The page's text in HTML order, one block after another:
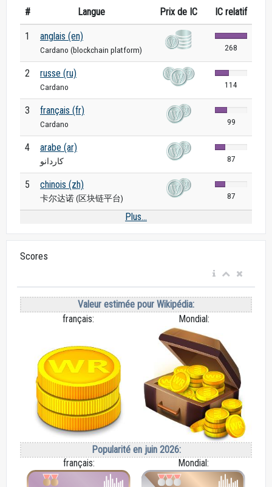
#
Langue Prix ​​de IC IC relatif
1 anglais (en)
Cardano (blockchain platform) 268
2 russe (ru)
Cardano 114
3 français (fr)
Cardano 99
4 arabe (ar)
كاردانو 87
5 chinois (zh)
卡尔达诺 (区块链平台) 87
Plus...
Scores
Valeur estimée pour Wikipédia:
français:
Mondial:
Popularité en juin 2026:
français:
Mondial: